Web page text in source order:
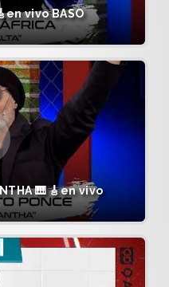
vivo BASO
🎹 🎸en vivo